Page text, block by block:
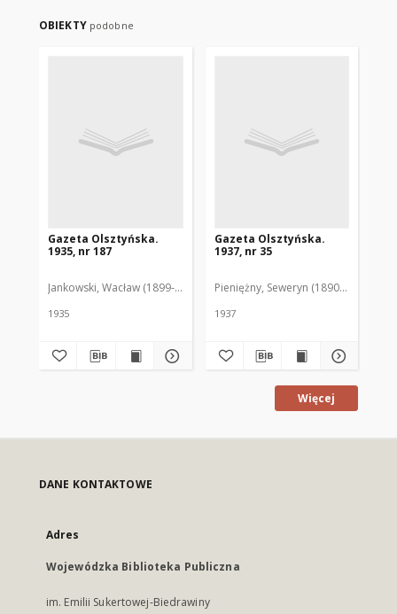
OBIEKTY podobne
Gazeta Olsztyńska.
1935, nr 187
Jankowski, Wacław (1899-1975). Red.
1935
Gazeta Olsztyńska.
1937, nr 35
Pieniężny, Seweryn (1890-1940). Red.
1937
Więcej
DANE KONTAKTOWE
Adres
Wojewódzka Biblioteka Publiczna
im. Emilii Sukertowej-Biedrawiny